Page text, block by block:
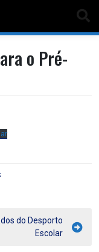
o Pré-
do Desporto
Escolar